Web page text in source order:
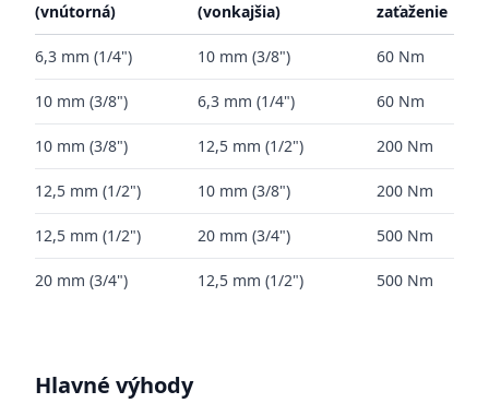
(vnútorná) (vonkajšia) zaťaženie
6,3 mm (1/4") 10 mm (3/8") 60 Nm
10 mm (3/8") 6,3 mm (1/4") 60 Nm
10 mm (3/8") 12,5 mm (1/2") 200 Nm
12,5 mm (1/2") 10 mm (3/8") 200 Nm
12,5 mm (1/2") 20 mm (3/4") 500 Nm
20 mm (3/4") 12,5 mm (1/2") 500 Nm
Hlavné výhody